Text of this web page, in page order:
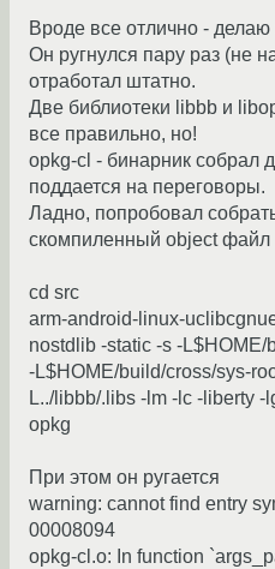
Вроде все отлично - делаю
Он ругнулся пару раз (не
отработал штатно.
Две библиотеки libbb и
все правильно, но!
opkg-cl - бинарник собрал
поддается на переговоры.
Ладно, попробовал
скомпиленный object файл
cd src
arm-android-linux-
nostdlib -static -s -
-L$HOME/build/cross/sys-
L../libbb/.libs -lm -lc -liberty
opkg
При этом он ругается
warning: cannot find entry
00008094
opkg-cl.o: In function